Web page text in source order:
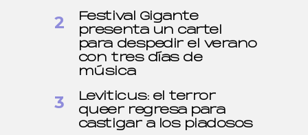
Festival Gigante
presenta un cartel
para despedir el verano
con tres días de
música
Leviticus: el terror
queer regresa para
castigar a los piadosos